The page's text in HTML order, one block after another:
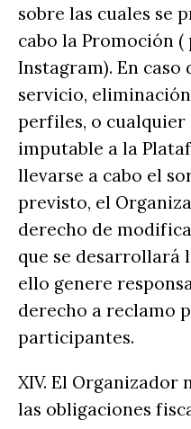
sobre las cuales se
cabo la Promoción
Instagram). En caso
servicio,
perfiles, o
imputable a la
llevarse a cabo el
previsto, el
derecho de
que se desarrollará
ello genere
derecho a reclamo
participantes.
XIV. El Organizador
las obligaciones